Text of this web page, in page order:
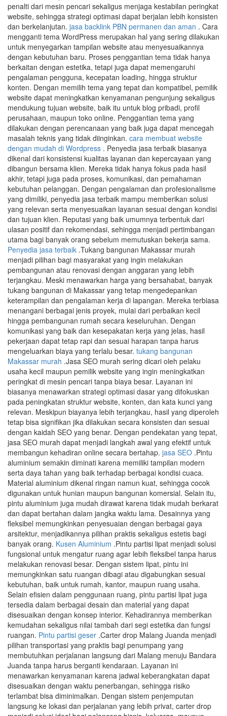
penalti dari mesin pencari sekaligus menjaga kestabilan peringkat
website, sehingga strategi optimasi dapat berjalan lebih konsisten
dan berkelanjutan. jasa backlink PBN permanen dan aman . Cara
mengganti tema WordPress merupakan hal yang sering dilakukan
untuk menyegarkan tampilan website atau menyesuaikannya
dengan kebutuhan baru. Proses penggantian tema tidak hanya
berkaitan dengan estetika, tetapi juga dapat memengaruhi
pengalaman pengguna, kecepatan loading, hingga struktur
konten. Dengan memilih tema yang tepat dan kompatibel, pemilik
website dapat meningkatkan kenyamanan pengunjung sekaligus
mendukung tujuan website, baik itu untuk blog pribadi, profil
perusahaan, maupun toko online. Penggantian tema yang
dilakukan dengan perencanaan yang baik juga dapat mencegah
masalah teknis yang tidak diinginkan. cara membuat website
dengan mudah di Wordpress . Penyedia jasa terbaik biasanya
dikenal dari konsistensi kualitas layanan dan kepercayaan yang
dibangun bersama klien. Mereka tidak hanya fokus pada hasil
akhir, tetapi juga pada proses, komunikasi, dan pemahaman
kebutuhan pelanggan. Dengan pengalaman dan profesionalisme
yang dimiliki, penyedia jasa terbaik mampu memberikan solusi
yang relevan serta menyesuaikan layanan sesuai dengan kondisi
dan tujuan klien. Reputasi yang baik umumnya terbentuk dari
ulasan positif dan rekomendasi, sehingga menjadi pertimbangan
utama bagi banyak orang sebelum memutuskan bekerja sama.
Penyedia jasa terbaik .Tukang bangunan Makassar murah
menjadi pilihan bagi masyarakat yang ingin melakukan
pembangunan atau renovasi dengan anggaran yang lebih
terjangkau. Meski menawarkan harga yang bersahabat, banyak
tukang bangunan di Makassar yang tetap mengedepankan
keterampilan dan pengalaman kerja di lapangan. Mereka terbiasa
menangani berbagai jenis proyek, mulai dari perbaikan kecil
hingga pembangunan rumah secara keseluruhan. Dengan
komunikasi yang baik dan kesepakatan kerja yang jelas, hasil
pekerjaan dapat tetap rapi dan sesuai harapan tanpa harus
mengeluarkan biaya yang terlalu besar. tukang bangunan
Makassar murah .Jasa SEO murah sering dicari oleh pelaku
usaha kecil maupun pemilik website yang ingin meningkatkan
peringkat di mesin pencari tanpa biaya besar. Layanan ini
biasanya menawarkan strategi optimasi dasar yang difokuskan
pada peningkatan struktur website, konten, dan kata kunci yang
relevan. Meskipun biayanya lebih terjangkau, hasil yang diperoleh
tetap bisa signifikan jika dilakukan secara konsisten dan sesuai
dengan kaidah SEO yang benar. Dengan pendekatan yang tepat,
jasa SEO murah dapat menjadi langkah awal yang efektif untuk
membangun kehadiran online secara bertahap. jasa SEO .Pintu
aluminium semakin diminati karena memiliki tampilan modern
serta daya tahan yang baik terhadap berbagai kondisi cuaca.
Material aluminium dikenal ringan namun kuat, sehingga cocok
digunakan untuk hunian maupun bangunan komersial. Selain itu,
pintu aluminium juga mudah dirawat karena tidak mudah berkarat
dan dapat bertahan dalam jangka waktu lama. Desainnya yang
fleksibel memungkinkan penyesuaian dengan berbagai gaya
arsitektur, menjadikannya pilihan praktis sekaligus estetis bagi
banyak orang. Kusen Aluminium .Pintu partisi lipat menjadi solusi
fungsional untuk mengatur ruang agar lebih fleksibel tanpa harus
melakukan renovasi besar. Dengan sistem lipat, pintu ini
memungkinkan satu ruangan dibagi atau digabungkan sesuai
kebutuhan, baik untuk rumah, kantor, maupun ruang usaha.
Selain efisien dalam penggunaan ruang, pintu partisi lipat juga
tersedia dalam berbagai desain dan material yang dapat
disesuaikan dengan konsep interior. Kehadirannya memberikan
kemudahan sekaligus nilai tambah dari segi estetika dan fungsi
ruangan. Pintu partisi geser .Carter drop Malang Juanda menjadi
pilihan transportasi yang praktis bagi penumpang yang
membutuhkan perjalanan langsung dari Malang menuju Bandara
Juanda tanpa harus berganti kendaraan. Layanan ini
menawarkan kenyamanan karena jadwal keberangkatan dapat
disesuaikan dengan waktu penerbangan, sehingga risiko
terlambat bisa diminimalkan. Dengan sistem penjemputan
langsung ke lokasi dan perjalanan yang lebih privat, carter drop